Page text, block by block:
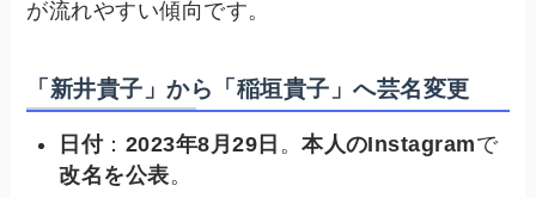
が流れやすい傾向です。
「新井貴子」から「稲垣貴子」へ芸名変更
日付： 2023年8月29日 。本人のInstagramで
改名を公表。